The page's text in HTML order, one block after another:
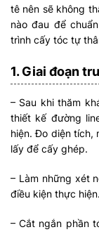
tê nên sẽ không
nào đau để
trình cấy tóc tự
1. Giai đoạn
– Sau khi thăm
thiết kế đường
hiện. Đo diện tích,
lấy để cấy ghép.
– Làm những xét
điều kiện thực hiện.
– Cắt ngắn phần